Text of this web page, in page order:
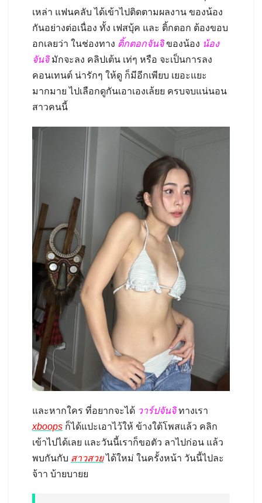
เหล่า แฟนคลับ ได้เข้าไปติดตามผลงาน ของน้อง
กันอย่างต่อเนื่อง ทั้ง เฟสบุ้ค และ ติ้กตอก ต้องขอบ
อกเลยว่า ในช่องทาง ติ้กตอกจันจิของน้อง น้อง
จันจิมักจะลง คลิปเต้น เท่ๆ หรือ จะเป็นการลง
คอนเทนต์ น่ารักๆ ให้ดู ก็มีอีกเพียบ เยอะแยะ
มากมาย ไปเลือกดูกันเอาเองเล้ยย ครบจบแน่นอน
สาวคนนี้
และหากใคร ที่อยากจะได้ วาร์ปจันจิทางเรา
xboops ก็ได้แปะเอาไว้ให้ ข้างใต้โพสแล้ว คลิก
เข้าไปได้เลย และวันนี้เราก็ขอตัว ลาไปก่อน แล้ว
พบกันกับ สาวสวยได้ใหม่ ในครั้งหน้า วันนี้ไปละ
จ้าา บ้ายบายย